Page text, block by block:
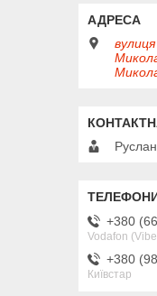
Руслан
+380
Vodafon
+380
Київстар